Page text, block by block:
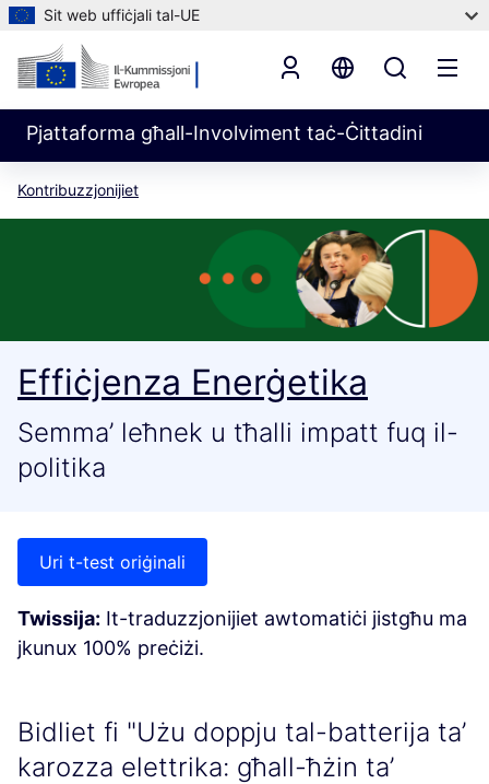
Sit web uffiċjali tal-UE
Pjattaforma għall-Involviment taċ-Ċittadini
Kontribuzzjonijiet
Effiċjenza Enerġetika
Semma’ leħnek u tħalli impatt fuq il-
politika
Uri t-test oriġinali
Twissija: It-traduzzjonijiet awtomatiċi jistgħu ma
jkunux 100% preċiżi.
Bidliet fi "Użu doppju tal-batterija ta’
karozza elettrika: għall-ħżin ta’